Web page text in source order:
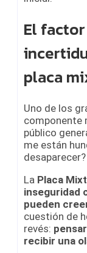
El
placa
Uno de los
componente
público
me están
desaparecer?
La Placa
inseguridad
pueden
cuestión de
revés:
recibir una